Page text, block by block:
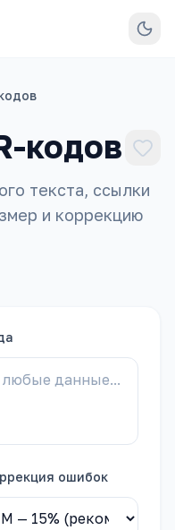
кодов
текста, ссылки
и коррекцию
ошибок